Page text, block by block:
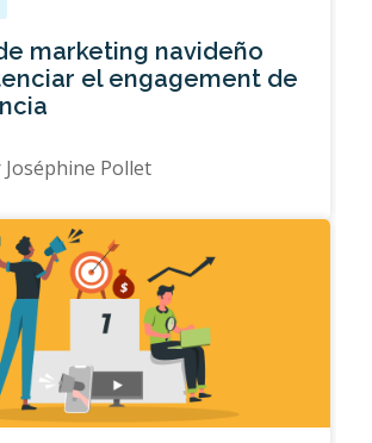
marketing navideño
el engagement de
Joséphine Pollet